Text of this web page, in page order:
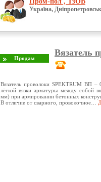
Україна,
Вязатель
Вязатель проволоки SPEKTRUM ВП
лёгкой вязки арматуры между собой
мм) при армировании бетонных
В отличие от сварного, проволочное…